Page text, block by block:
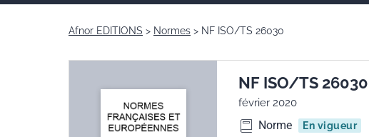
Afnor EDITIONS Normes NF ISO/TS 26030
NF ISO/TS 26030
février 2020
Norme En vigueur